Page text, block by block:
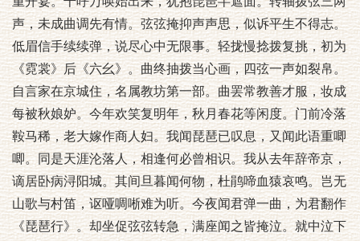
声，未成曲调先有情。弦弦掩抑声声思，似诉平生不得志。
低眉信手续续弹，说尽心中无限事。轻拢慢捻拨复挑，初为
《霓裳》后《六幺》。曲终抽拨当心画，四弦一声如裂帛。
自言家在京城住，名属教坊第一部。曲罢常教善才服，妆成
每被秋娘妒。今年欢笑复明年，秋月春花等闲度。门前冷落
鞍马稀，老大嫁作商人妇。我闻琵琶已叹息，又闻此语重唧
唧。同是天涯沦落人，相逢何必曾相识。我从去年辞帝京，
谪居卧病浔阳城。其间旦暮闻何物，杜鹃啼血猿哀鸣。岂无
山歌与村笛，讴哑啁唽难为听。今夜闻君弹一曲，为君翻作
《琵琶行》。却坐促弦弦转急，满座闻之皆掩泣。就中泣下